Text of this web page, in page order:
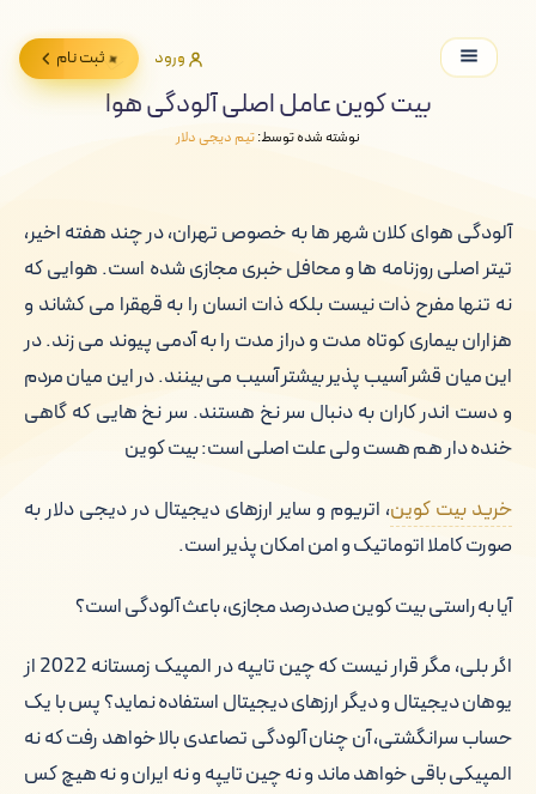
ورود ثبت نام
بیت کوین عامل اصلی آلودگی هوا
نوشته شده توسط:تیم دیجی دلار
آلودگی هوای کلان شهر ها به خصوص تهران، در چند هفته اخیر،
تیتر اصلی روزنامه ها و محافل خبری مجازی شده است. هوایی که
نه تنها مفرح ذات نیست بلکه ذات انسان را به قهقرا می کشاند و
هزاران بیماری کوتاه مدت و دراز مدت را به آدمی پیوند می زند. در
این میان قشر آسیب پذیر بیشتر آسیب می بینند. در این میان مردم
و دست اندر کاران به دنبال سر نخ هستند. سر نخ هایی که گاهی
خنده دار هم هست ولی علت اصلی است: بیت کوین
خرید بیت کوین، اتریوم و سایر ارزهای دیجیتال در دیجی دلار به
صورت کاملا اتوماتیک و امن امکان پذیر است.
آیا به راستی بیت کوین صددرصد مجازی، باعث آلودگی است؟
اگر بلی، مگر قرار نیست که چین تایپه در المپیک زمستانه 2022 از
یوهان دیجیتال و دیگر ارزهای دیجیتال استفاده نماید؟ پس با یک
حساب سرانگشتی، آن چنان آلودگی تصاعدی بالا خواهد رفت که نه
المپیکی باقی خواهد ماند و نه چین تایپه و نه ایران و نه هیچ کس